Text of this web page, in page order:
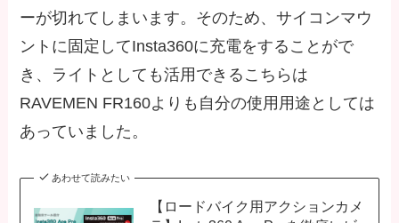
ーが切れてしまいます。そのため、サイコンマウ
ントに固定してInsta360に充電をすることがで
き、ライトとしても活用できるこちらは
RAVEMEN FR160よりも自分の使用用途としては
あっていました。
あわせて読みたい
【ロードバイク用アクションカメ